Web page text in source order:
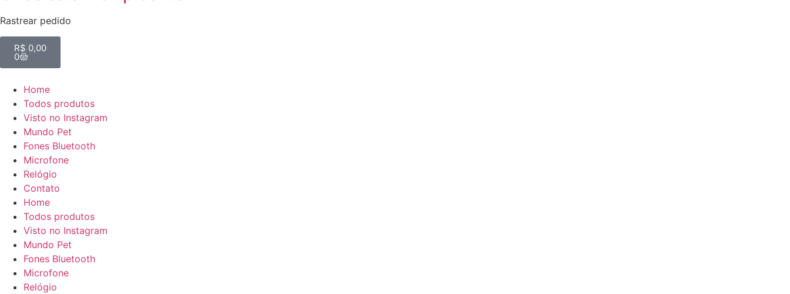
Rastrear pedido
R$ 0,00
0
Home
Todos produtos
Visto no Instagram
Mundo Pet
Fones Bluetooth
Microfone
Relógio
Contato
Home
Todos produtos
Visto no Instagram
Mundo Pet
Fones Bluetooth
Microfone
Relógio